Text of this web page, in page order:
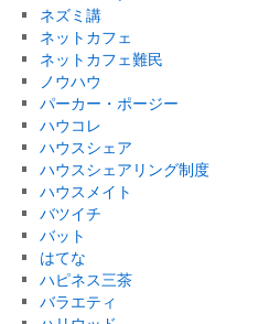
ネズミ講
ネットカフェ
ネットカフェ難民
ノウハウ
パーカー・ポージー
ハウコレ
ハウスシェア
ハウスシェアリング制度
ハウスメイト
バツイチ
バット
はてな
ハピネス三茶
バラエティ